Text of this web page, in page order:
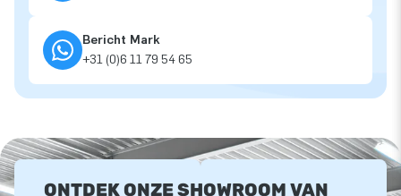
Bericht Mark
+31 (0)6 11 79 54 65
ONTDEK ONZE SHOWROOM VAN